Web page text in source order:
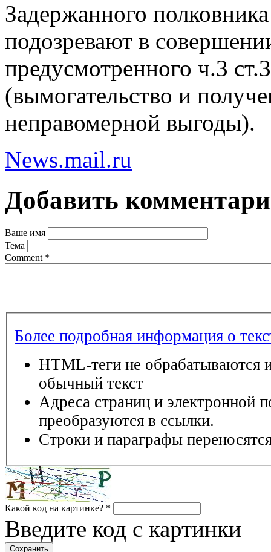
Задержанного
подозревают в
предусмотренного ч.3
(вымогательство и
неправомерной выгоды).
News.mail.ru
Добавить
Ваше имя
Тема
Comment *
Более подробная информация о
HTML-теги не обрабатываются
обычный текст
Адреса страниц и электронной
преобразуются в ссылки.
Строки и параграфы
Какой код на картинке? *
Введите код с картинки